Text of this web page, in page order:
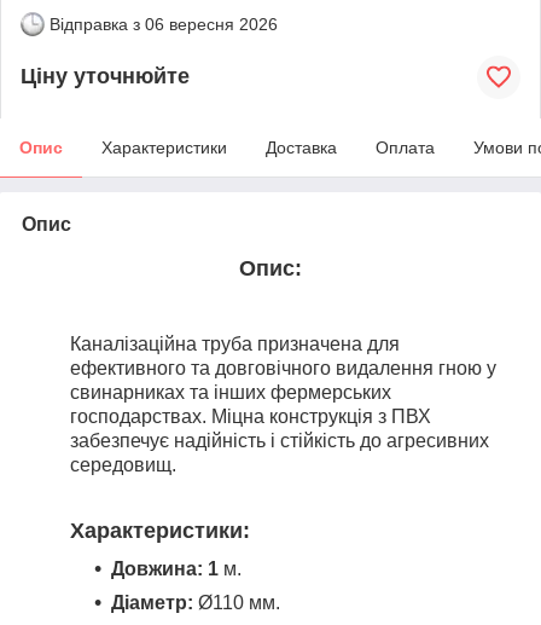
Відправка з 06 вересня 2026
Ціну уточнюйте
Опис Характеристики Доставка Оплата Умови
Опис
Опис:
Каналізаційна труба призначена для
ефективного та довговічного видалення гною у
свинарниках та інших фермерських
господарствах. Міцна конструкція з ПВХ
забезпечує надійність і стійкість до агресивних
середовищ.
Характеристики:
Довжина: 1 м.
Діаметр: Ø110 мм.